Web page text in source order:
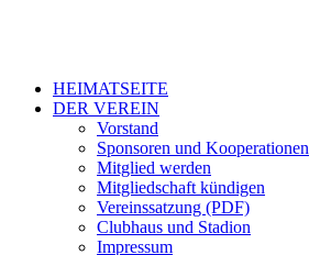
HEIMATSEITE
DER VEREIN
Vorstand
Sponsoren und Kooperationen
Mitglied werden
Mitgliedschaft kündigen
Vereinssatzung (PDF)
Clubhaus und Stadion
Impressum